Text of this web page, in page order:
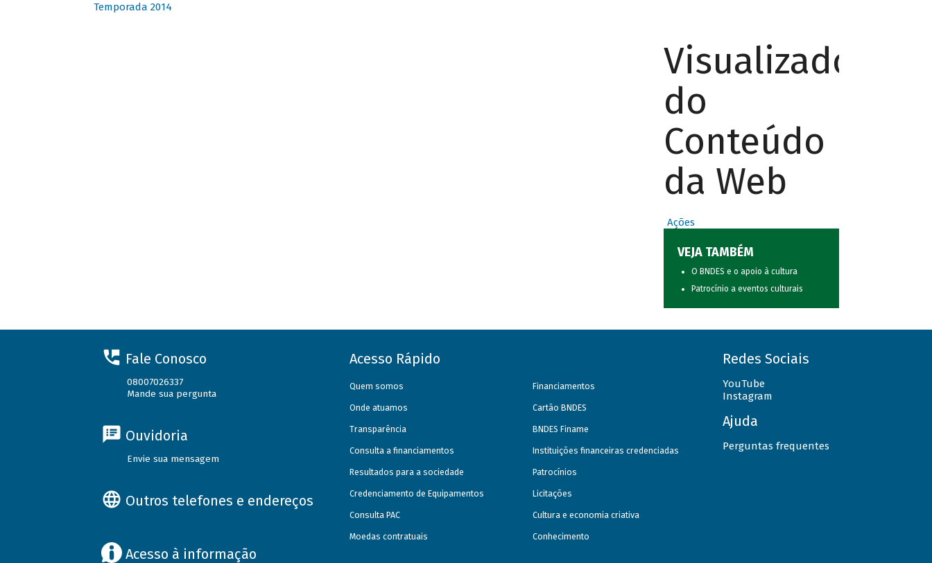
Temporada 2014
Visualizador
do
Conteúdo
da Web
Ações
VEJA TAMBÉM
O BNDES e o apoio à cultura
Patrocínio a eventos culturais
Fale Conosco
08007026337
Mande sua pergunta
Ouvidoria
Envie sua mensagem
Outros telefones e endereços
Acesso à informação
Acesso Rápido
Quem somos
Onde atuamos
Transparência
Consulta a financiamentos
Resultados para a sociedade
Credenciamento de Equipamentos
Consulta PAC
Moedas contratuais
Financiamentos
Cartão BNDES
BNDES Finame
Instituições financeiras credenciadas
Patrocínios
Licitações
Cultura e economia criativa
Conhecimento
Redes Sociais
YouTube
Instagram
Ajuda
Perguntas frequentes